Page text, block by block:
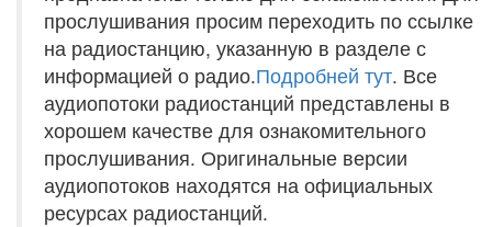
прослушивания просим переходить по ссылке
на радиостанцию, указанную в разделе с
информацией о радио.Подробней тут. Все
аудиопотоки радиостанций представлены в
хорошем качестве для ознакомительного
прослушивания. Оригинальные версии
аудиопотоков находятся на официальных
ресурсах радиостанций.